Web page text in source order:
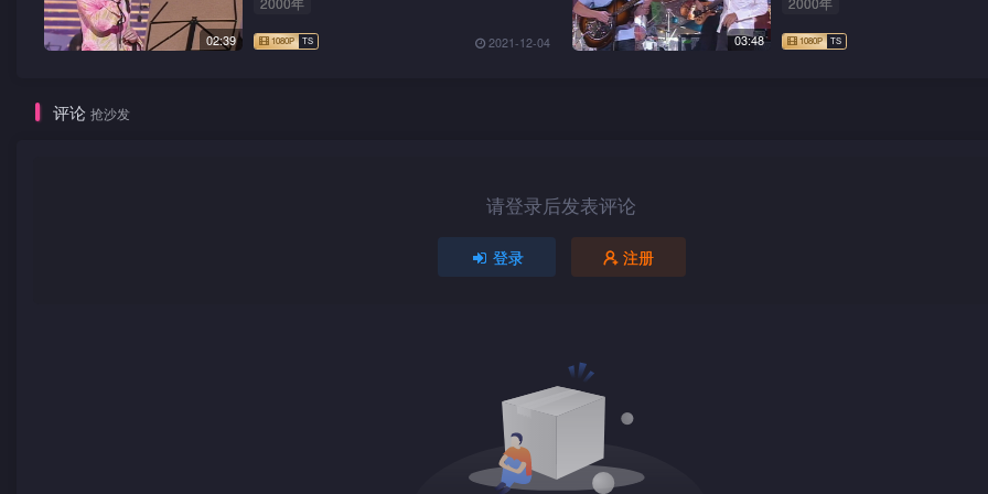
02:39 2021-12-04 03:48
评论 抢沙发
请登录后发表评论
登录 注册